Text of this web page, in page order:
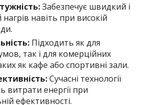
Забезпечує швидкий і
нагрів навіть при високій
Підходить як для
так і для комерційних
як кафе або спортивні зали.
Сучасні технології
витрати енергії при
ефективності.